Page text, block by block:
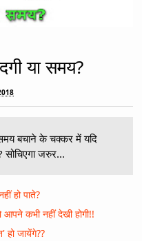
या समय?
समय बचाने के चक्कर में यदि
सोचिएगा जरुर...
हो पाते?
आपने कभी नहीं देखी होगी!!
हो जायेंगे??